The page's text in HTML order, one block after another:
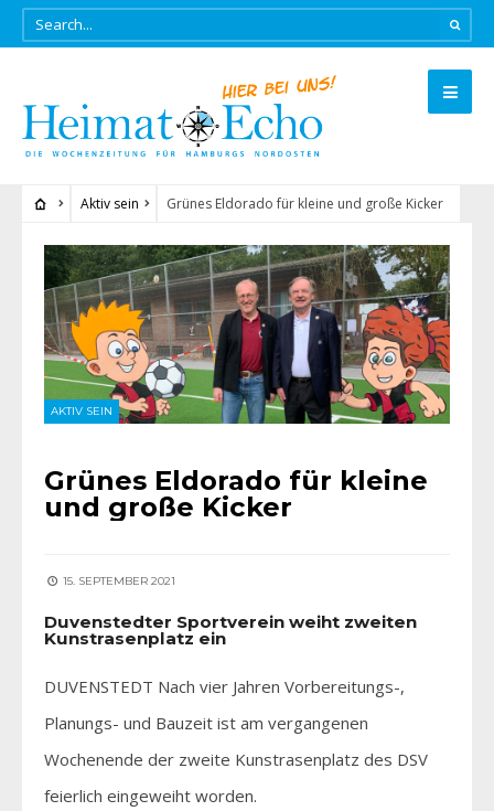
Aktiv sein Grünes Eldorado für kleine und große Kicker
AKTIV SEIN
Grünes Eldorado für kleine
und große Kicker
15. SEPTEMBER 2021
Duvenstedter Sportverein weiht zweiten
Kunstrasenplatz ein
DUVENSTEDT Nach vier Jahren Vorbereitungs-,
Planungs- und Bauzeit ist am vergangenen
Wochenende der zweite Kunstrasenplatz des DSV
feierlich eingeweiht worden.